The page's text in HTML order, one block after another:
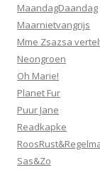
MaandagDaandag
Maarnietvangrijs
Mme Zsazsa
Neongroen
Oh Marie!
Planet Fur
Puur Jane
Readkapke
Sas&Zo